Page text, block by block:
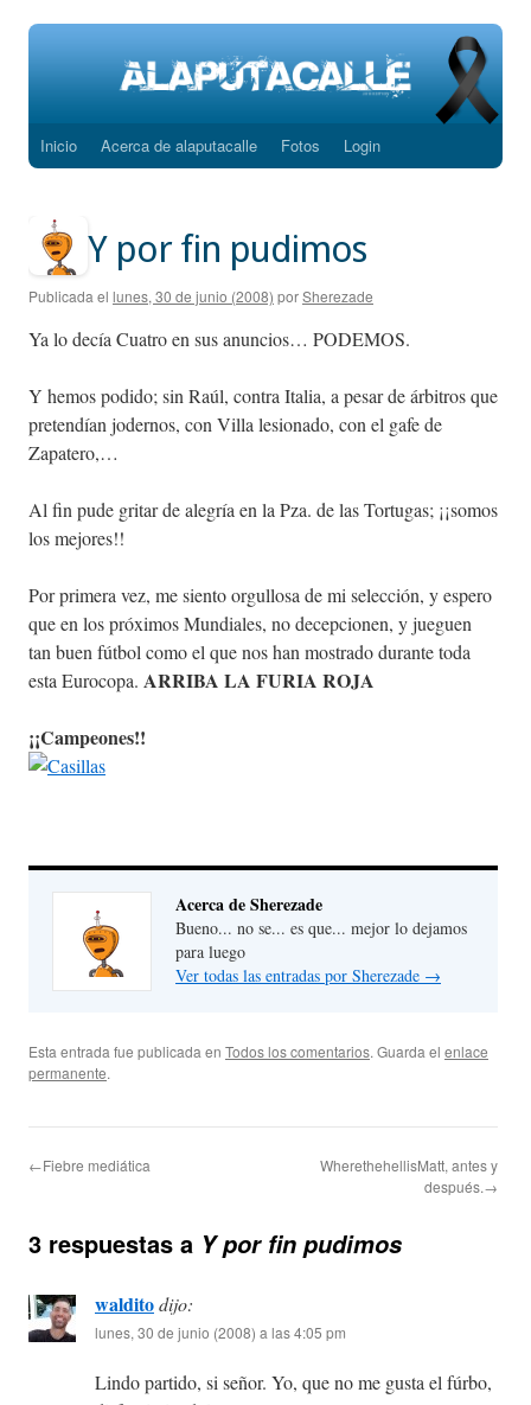
Saltar
contenido
Inicio Acerca de alaputacalle Fotos Login
Y por fin pudimos
Publicada el lunes, 30 de junio (2008) porSherezade
Ya lo decía Cuatro en sus anuncios… PODEMOS.
Y hemos podido; sin Raúl, contra Italia, a pesar de árbitros que
pretendían jodernos, con Villa lesionado, con el gafe de
Zapatero,…
Al fin pude gritar de alegría en la Pza. de las Tortugas; ¡¡somos
los mejores!!
Por primera vez, me siento orgullosa de mi selección, y espero
que en los próximos Mundiales, no decepcionen, y jueguen
tan buen fútbol como el que nos han mostrado durante toda
esta Eurocopa. ARRIBA LA FURIA ROJA
¡¡Campeones!!
Acerca de Sherezade
Bueno... no se... es que... mejor lo dejamos
para luego
Ver todas las entradas por Sherezade →
Esta entrada fue publicada en Todos los comentarios. Guarda el enlace
permanente.
←Fiebre mediática
WherethehellisMatt, antes y
después.→
3 respuestas a Y por fin pudimos
walditodijo:
lunes, 30 de junio (2008) a las 4:05 pm
Lindo partido, si señor. Yo, que no me gusta el fúrbo,